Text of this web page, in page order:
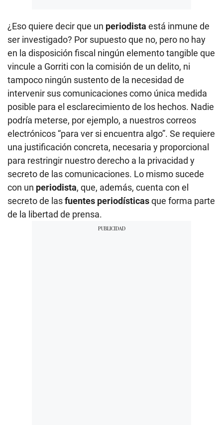
¿Eso quiere decir que un periodista está inmune de
ser investigado? Por supuesto que no, pero no hay
en la disposición fiscal ningún elemento tangible que
vincule a Gorriti con la comisión de un delito, ni
tampoco ningún sustento de la necesidad de
intervenir sus comunicaciones como única medida
posible para el esclarecimiento de los hechos. Nadie
podría meterse, por ejemplo, a nuestros correos
electrónicos “para ver si encuentra algo”. Se requiere
una justificación concreta, necesaria y proporcional
para restringir nuestro derecho a la privacidad y
secreto de las comunicaciones. Lo mismo sucede
con un periodista, que, además, cuenta con el
secreto de lasfuentes periodísticasque forma parte
de la libertad de prensa.